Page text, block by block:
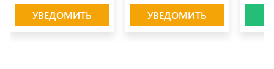
УВЕДОМИТЬ УВЕДОМИТЬ